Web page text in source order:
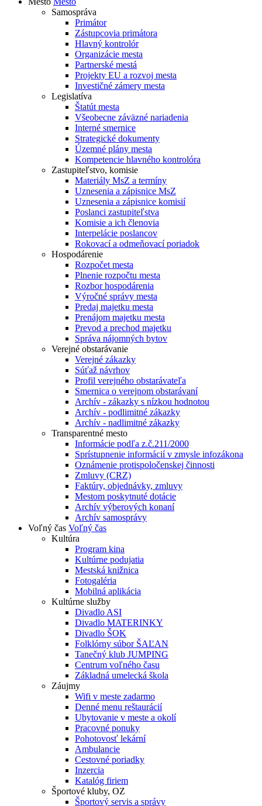
Samospráva
Primátor
Zástupcovia primátora
Hlavný kontrolór
Organizácie mesta
Partnerské mestá
Projekty EU a rozvoj mesta
Investičné zámery mesta
Legislatíva
Štatút mesta
Všeobecne záväzné nariadenia
Interné smernice
Strategické dokumenty
Územné plány mesta
Kompetencie hlavného kontrolóra
Zastupiteľstvo, komisie
Materiály MsZ a termíny
Uznesenia a zápisnice MsZ
Uznesenia a zápisnice komisií
Poslanci zastupiteľstva
Komisie a ich členovia
Interpelácie poslancov
Rokovací a odmeňovací poriadok
Hospodárenie
Rozpočet mesta
Plnenie rozpočtu mesta
Rozbor hospodárenia
Výročné správy mesta
Predaj majetku mesta
Prenájom majetku mesta
Prevod a prechod majetku
Správa nájomných bytov
Verejné obstarávanie
Verejné zákazky
Súťaž návrhov
Profil verejného obstarávateľa
Smernica o verejnom obstarávaní
Archív - zákazky s nízkou hodnotou
Archív - podlimitné zákazky
Archív - nadlimitné zákazky
Transparentné mesto
Informácie podľa z.č.211/2000
Sprístupnenie informácií v zmysle infozákona
Oznámenie protispoločenskej činnosti
Zmluvy (CRZ)
Faktúry, objednávky, zmluvy
Mestom poskytnuté dotácie
Archív výberových konaní
Archív samosprávy
Voľný čas Voľný čas
Kultúra
Program kina
Kultúrne podujatia
Mestská knižnica
Fotogaléria
Mobilná aplikácia
Kultúrne služby
Divadlo ASI
Divadlo MATERINKY
Divadlo ŠOK
Folklórny súbor ŠAĽAN
Tanečný klub JUMPING
Centrum voľného času
Základná umelecká škola
Záujmy
Wifi v meste zadarmo
Denné menu reštaurácií
Ubytovanie v meste a okolí
Pracovné ponuky
Pohotovosť lekární
Ambulancie
Cestovné poriadky
Inzercia
Katalóg firiem
Športové kluby, OZ
Športový servis a správy